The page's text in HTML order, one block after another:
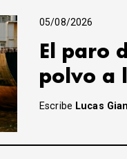
05/08/2026
El paro
polvo a
Escribe Lucas